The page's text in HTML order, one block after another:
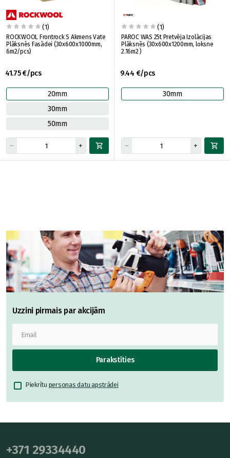
(1)
ROCKWOOL Frontrock S Akmens Vate
Plāksnēs Fasādei (30x600x1000mm,
6m2/pcs)
41.75 €/pcs
20mm
30mm
50mm
(1)
PAROC WAS 25t Pretvēja Izolācijas
Plāksnēs (30x600x1200mm, loksne
2.16m2 )
9.44 €/pcs
30mm
Uzzini pirmais par akcijām
Parakstīties
Piekrītu personas datu apstrādei
+371 29334440